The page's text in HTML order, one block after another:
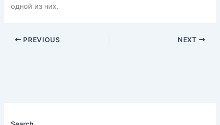
одной из них.
PREVIOUS NEXT